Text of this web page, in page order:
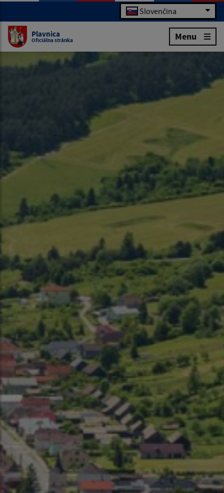
Slovenčina
Plavnica
Oficiálna stránka Menu